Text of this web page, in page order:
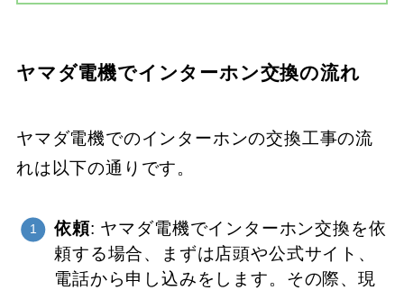
ヤマダ電機でインターホン交換の流れ
ヤマダ電機でのインターホンの交換工事の流
れは以下の通りです。
依頼: ヤマダ電機でインターホン交換を依
頼する場合、まずは店頭や公式サイト、
電話から申し込みをします。その際、現